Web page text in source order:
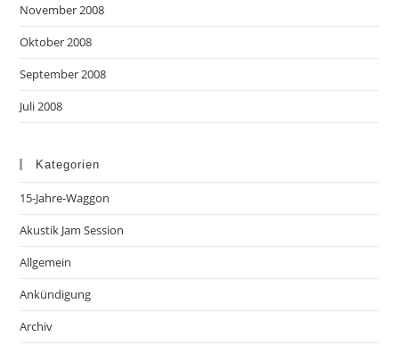
November 2008
Oktober 2008
September 2008
Juli 2008
Kategorien
15-Jahre-Waggon
Akustik Jam Session
Allgemein
Ankündigung
Archiv